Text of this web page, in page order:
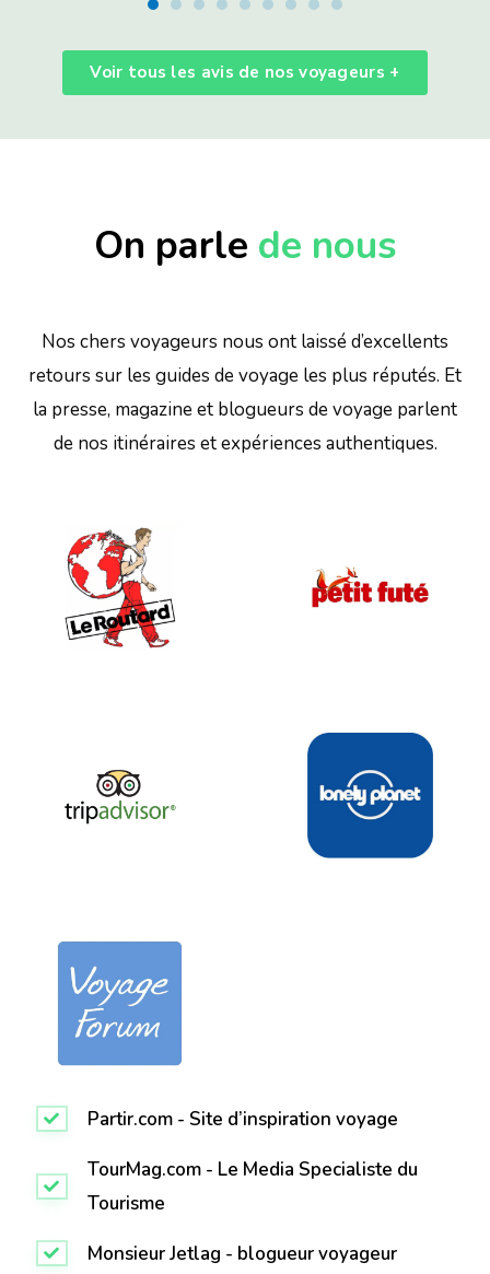
Voir tous les avis de nos voyageurs +
On parle de nous
Nos chers voyageurs nous ont laissé d’excellents
retours sur les guides de voyage les plus réputés. Et
la presse, magazine et blogueurs de voyage parlent
de nos itinéraires et expériences authentiques.
Partir.com - Site d’inspiration voyage
TourMag.com - Le Media Specialiste du
Tourisme
Monsieur Jetlag - blogueur voyageur